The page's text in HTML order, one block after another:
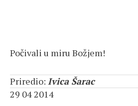
Počivali u miru Božjem!
Priredio: Ivica Šarac
29 04 2014